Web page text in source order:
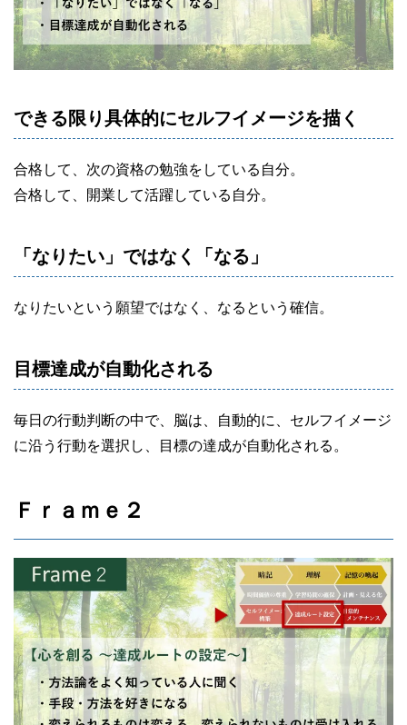
できる限り具体的にセルフイメージを描く
合格して、次の資格の勉強をしている自分。
合格して、開業して活躍している自分。
「なりたい」ではなく「なる」
なりたいという願望ではなく、なるという確信。
目標達成が自動化される
毎日の行動判断の中で、脳は、自動的に、セルフイメージ
に沿う行動を選択し、目標の達成が自動化される。
Ｆｒａｍｅ２